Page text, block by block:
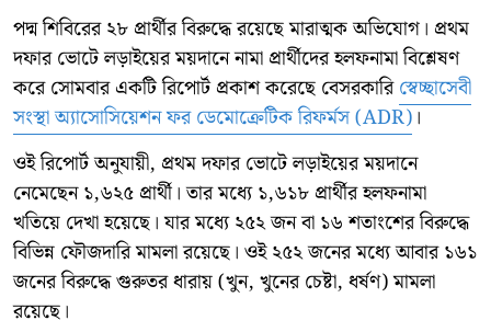
পদ্ম শিবিরের ২৮ প্রার্থীর বিরুদ্ধে রয়েছে মারাত্মক অভিযোগ। প্রথম
দফার ভোটে লড়াইয়ের ময়দানে নামা প্রার্থীদের হলফনামা বিশ্লেষণ
করে সোমবার একটি রিপোর্ট প্রকাশ করেছে বেসরকারিস্বেচ্ছাসেবী
সংস্থা অ্যাসোসিয়েশন ফর ডেমোক্রেটিক রিফর্মস (ADR)।
ওই রিপোর্ট অনুযায়ী, প্রথম দফার ভোটে লড়াইয়ের ময়দানে
নেমেছেন ১,৬২৫ প্রার্থী। তার মধ্যে ১,৬১৮ প্রার্থীর হলফনামা
খতিয়ে দেখা হয়েছে। যার মধ্যে ২৫২ জন বা ১৬ শতাংশের বিরুদ্ধে
বিভিন্ন ফৌজদারি মামলা রয়েছে। ওই ২৫২ জনের মধ্যে আবার ১৬১
জনের বিরুদ্ধে গুরুতর ধারায় (খুন, খুনের চেষ্টা, ধর্ষণ) মামলা
রয়েছে।